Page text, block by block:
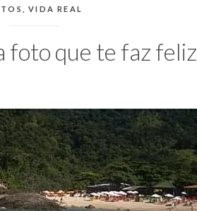
,VIDA REAL
foto que te faz feliz